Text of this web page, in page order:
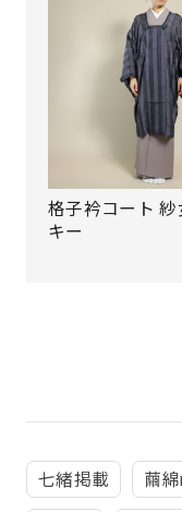
格子衿コート 紗
キー
七緒掲載 繭